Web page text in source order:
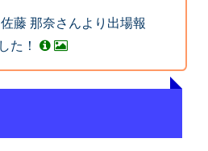
藤 那奈さんより出場報
た！